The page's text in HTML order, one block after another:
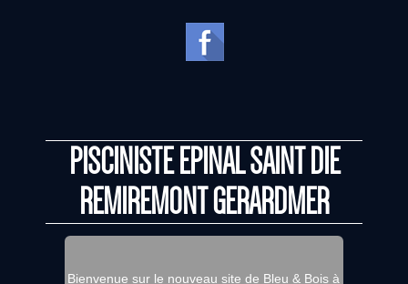
PISCINISTE EPINAL SAINT DIE
REMIREMONT GERARDMER
Bienvenue sur le nouveau site de Bleu & Bois à